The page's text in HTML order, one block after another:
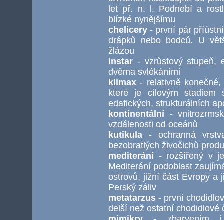
let př. n. l. Podnebí a
blízké nynějšímu
chelicery - první pár
drápků nebo bodců. U
žlázou
instar - vzrůstový stupeň,
dvěma svlékáními
klimax - relativně
které je cílovým stadiem
edafických, strukturálních
kontinentální -
vzdálenosti od oceánů
kutikula - ochranná
bezobratlých živočichů
mediterání - rozšířený v
Mediterání podoblast
ostrovů, jižní část Evropy a
Perský záliv
metatarzus - první
delší než ostatní chodidlové